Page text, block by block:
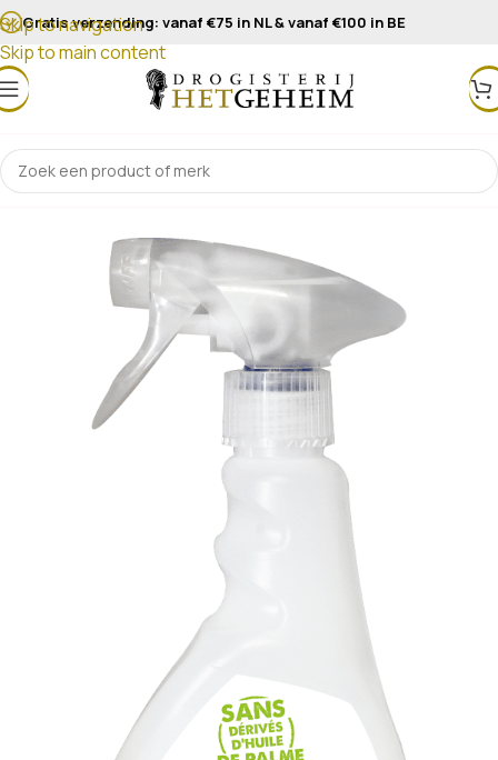
Skip to navigation
Skip to main content
Gratis verzending: vanaf €75 in NL & vanaf €100 in BE